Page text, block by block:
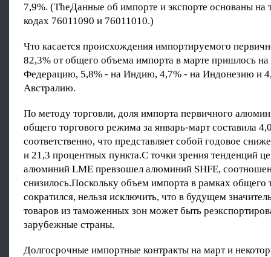
7,9%. (TheДанные об импорте и экспорте основаны
кодах 76011090 и 76011010.)
Что касается происхождения импортируемого
82,3% от общего объема импорта в марте пришлось
Федерацию, 5,8% - на Индию, 4,7% - на Индонезию и
Австралию.
По методу торговли, доля импорта первичного
общего торгового режима за январь-март составила
соответственно, что представляет собой годовое
и 21,3 процентных пункта.С точки зрения тенденций
алюминий LME превзошел алюминий SHFE,
снизилось.Поскольку объем импорта в рамках общего
сократился, нельзя исключить, что в будущем
товаров из таможенных зон может быть
зарубежные страны.
Долгосрочные импортные контракты на март и